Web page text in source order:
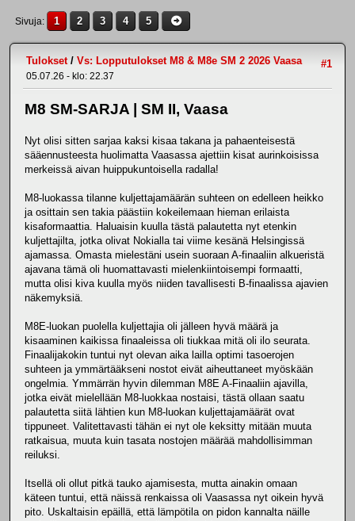
Sivuja 1 2 3 4 5
#1
Tulokset/ Vs: Lopputulokset M8 & M8e SM 2 2026 Vaasa
05.07.26 - klo: 22.37
M8 SM-SARJA | SM II, Vaasa
Nyt olisi sitten sarjaa kaksi kisaa takana ja pahaenteisestä
sääennusteesta huolimatta Vaasassa ajettiin kisat aurinkoisissa
merkeissä aivan huippukuntoisella radalla!
M8-luokassa tilanne kuljettajamäärän suhteen on edelleen heikko
ja osittain sen takia päästiin kokeilemaan hieman erilaista
kisaformaattia. Haluaisin kuulla tästä palautetta nyt etenkin
kuljettajilta, jotka olivat Nokialla tai viime kesänä Helsingissä
ajamassa. Omasta mielestäni usein suoraan A-finaaliin alkueristä
ajavana tämä oli huomattavasti mielenkiintoisempi formaatti,
mutta olisi kiva kuulla myös niiden tavallisesti B-finaalissa ajavien
näkemyksiä.
M8E-luokan puolella kuljettajia oli jälleen hyvä määrä ja
kisaaminen kaikissa finaaleissa oli tiukkaa mitä oli ilo seurata.
Finaalijakokin tuntui nyt olevan aika lailla optimi tasoerojen
suhteen ja ymmärtääkseni nostot eivät aiheuttaneet myöskään
ongelmia. Ymmärrän hyvin dilemman M8E A-Finaaliin ajavilla,
jotka eivät mielellään M8-luokkaa nostaisi, tästä ollaan saatu
palautetta siitä lähtien kun M8-luokan kuljettajamäärät ovat
tippuneet. Valitettavasti tähän ei nyt ole keksitty mitään muuta
ratkaisua, muuta kuin tasata nostojen määrää mahdollisimman
reiluksi.
Itsellä oli ollut pitkä tauko ajamisesta, mutta ainakin omaan
käteen tuntui, että näissä renkaissa oli Vaasassa nyt oikein hyvä
pito. Uskaltaisin epäillä, että lämpötila on pidon kannalta näille